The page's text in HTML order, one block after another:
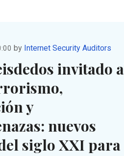
by Internet Security Auditors
invitado
y
nuevos
siglo XXI para